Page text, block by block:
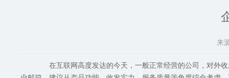
来
在互联网高度发达的今天，一般正常经营的公司，对外收